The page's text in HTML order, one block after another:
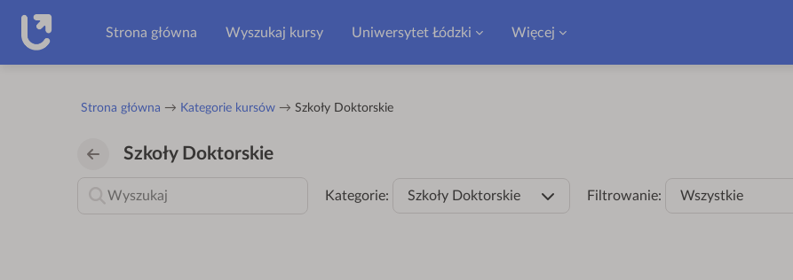
Strona główna
Wyszukaj kursy Uniwersytet Łódzki Więcej
Strona główna Kategorie kursów Szkoły Doktorskie
Szkoły Doktorskie
Kategorie: Szkoły Doktorskie Filtrowanie: Wszystkie